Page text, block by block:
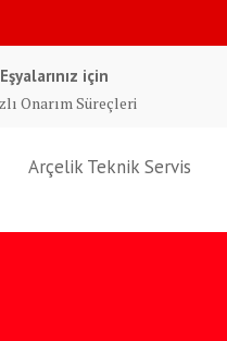
için
Onarım Süreçleri
Arçelik Teknik Servis